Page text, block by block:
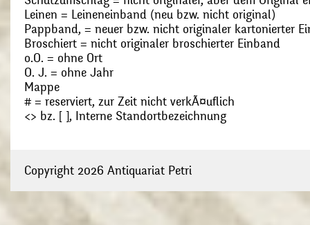
Leinen = Leineneinband (neu bzw. nicht original)
Pappband, = neuer bzw. nicht originaler kartonierter
Broschiert = nicht originaler broschierter Einband
o.O. = ohne Ort
O. J. = ohne Jahr
Mappe
# = reserviert, zur Zeit nicht verkÃ¤uflich
<> bz. [ ], Interne Standortbezeichnung
Copyright 2026 Antiquariat Petri